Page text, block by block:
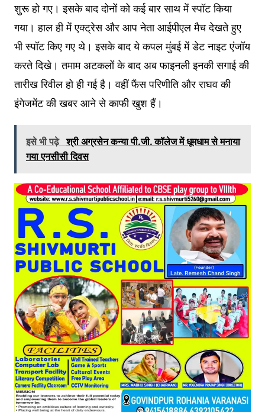
शुरू हो गए। इसके बाद दोनों को कई बार साथ में स्पॉट किया
गया। हाल ही में एक्ट्रेस और आप नेता आईपीएल मैच देखते हुए
भी स्पॉट किए गए थे। इसके बाद ये कपल मुंबई में डेट नाइट एंजॉय
करते दिखे। तमाम अटकलों के बाद अब फाइनली इनकी सगाई की
तारीख रिवील हो ही गई है। वहीं फैंस परिणीति और राघव की
इंगेजमेंट की खबर आने से काफी खुश हैं।
इसे भी पढ़े श्री अग्रसेन कन्या पी.जी. कॉलेज में धूमधाम से मनाया
गया एनसीसी दिवस